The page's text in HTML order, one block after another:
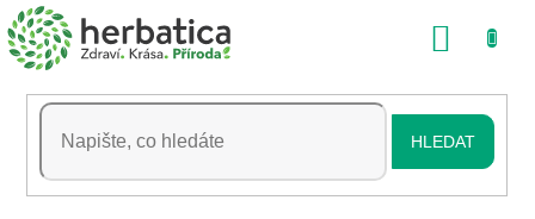
Přejít
na
obsah
HLEDAT